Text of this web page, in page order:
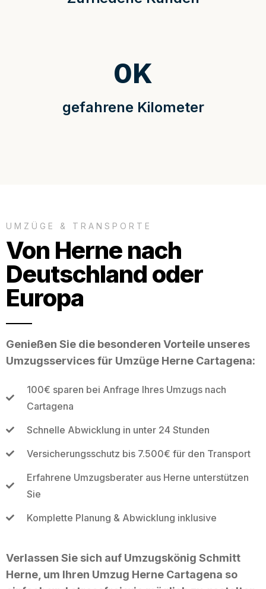
gefahrene Kilometer
0K
UMZÜGE & TRANSPORTE
Von Herne nach
Deutschland oder
Europa
Genießen Sie die besonderen Vorteile unseres
Umzugsservices für Umzüge Herne Cartagena:
100€ sparen bei Anfrage Ihres Umzugs nach
Cartagena
Schnelle Abwicklung in unter 24 Stunden
Versicherungsschutz bis 7.500€ für den Transport
Erfahrene Umzugsberater aus Herne unterstützen
Sie
Komplette Planung & Abwicklung inklusive
Verlassen Sie sich auf Umzugskönig Schmitt
Herne, um Ihren Umzug Herne Cartagena so